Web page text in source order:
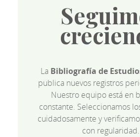
La Bibliografía de
publica nuevos registros
Nuestro equipo está en
constante. Seleccionamos
cuidadosamente y
con regularidad.